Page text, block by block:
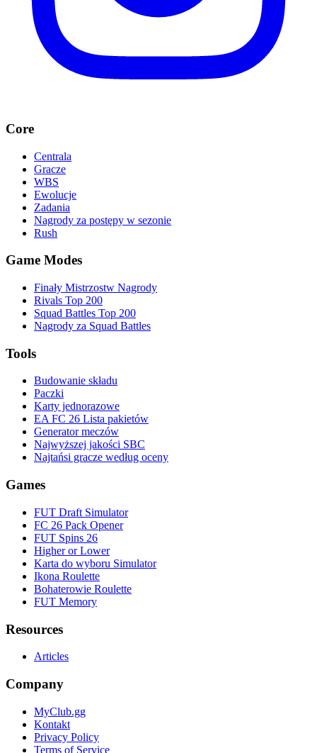
Core
Centrala
Gracze
WBS
Ewolucje
Zadania
Nagrody za postępy w sezonie
Rush
Game Modes
Finały Mistrzostw Nagrody
Rivals Top 200
Squad Battles Top 200
Nagrody za Squad Battles
Tools
Budowanie składu
Paczki
Karty jednorazowe
EA FC 26 Lista pakietów
Generator meczów
Najwyższej jakości SBC
Najtańsi gracze według oceny
Games
FUT Draft Simulator
FC 26 Pack Opener
FUT Spins 26
Higher or Lower
Karta do wyboru Simulator
Ikona Roulette
Bohaterowie Roulette
FUT Memory
Resources
Articles
Company
MyClub.gg
Kontakt
Privacy Policy
Terms of Service